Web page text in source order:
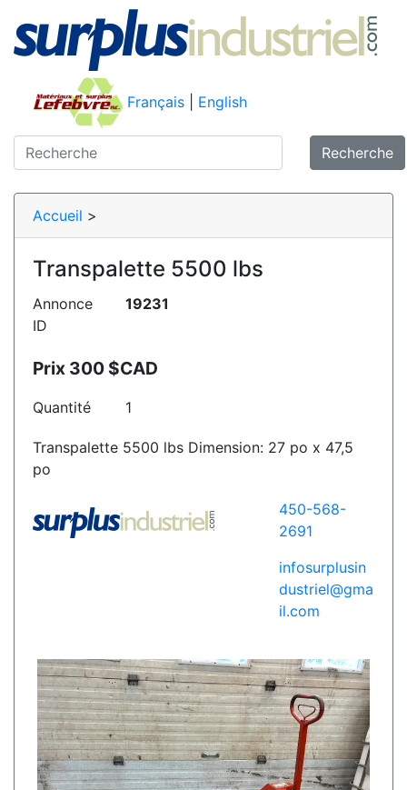
Français English
Recherche
Accueil >
Transpalette 5500 lbs
Annonce
ID
19231
Prix 300 $CAD
Quantité 1
Transpalette 5500 lbs Dimension: 27 po x 47,5
po
450-568-
2691
infosurplusin
dustriel@gma
il.com